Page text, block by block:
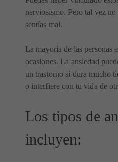
nerviosismo. Pero tal vez no
sentías mal.
La mayoría de las personas
ocasiones. La ansiedad
un trastorno si dura mucho
o interfiere con tu vida de
Los tipos de
incluyen: